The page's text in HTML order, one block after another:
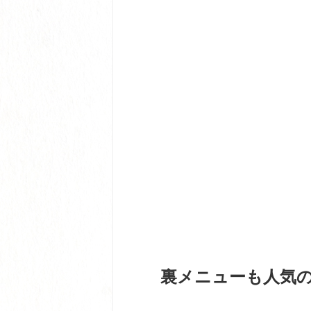
裏メニューも人気